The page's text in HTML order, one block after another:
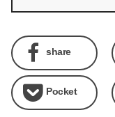
share
Pocket